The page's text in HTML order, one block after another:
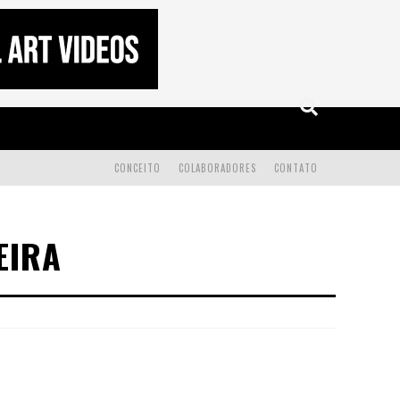
CONTATO
COLABORADORES
CONCEITO